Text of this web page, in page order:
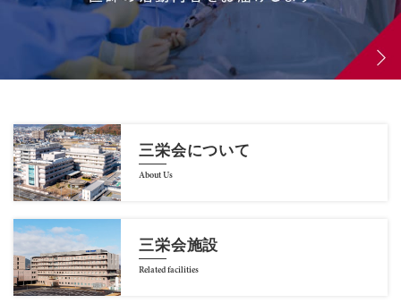
三栄会について
About Us
三栄会施設
Related facilities